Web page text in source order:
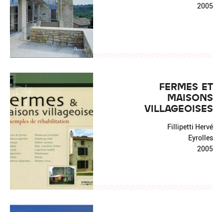
2005
FERMES ET
MAISONS
VILLAGEOISES
Fillipetti Hervé
Eyrolles
2005